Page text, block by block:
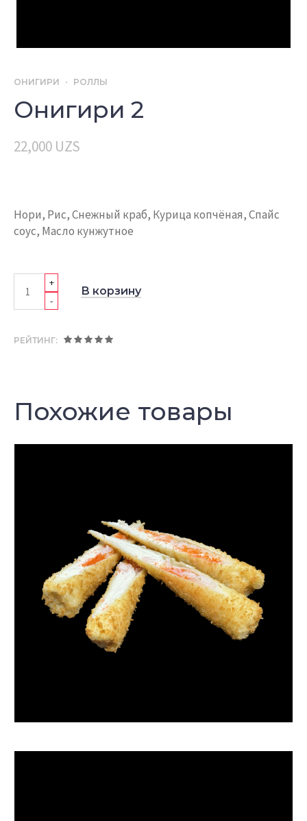
ОНИГИРИ РОЛЛЫ
Онигири 2
22,000 UZS
Нори, Рис, Снежный краб, Курица копчёная, Спайс
соус, Масло кунжутное
+
-
В корзину
РЕЙТИНГ:
Похожие товары